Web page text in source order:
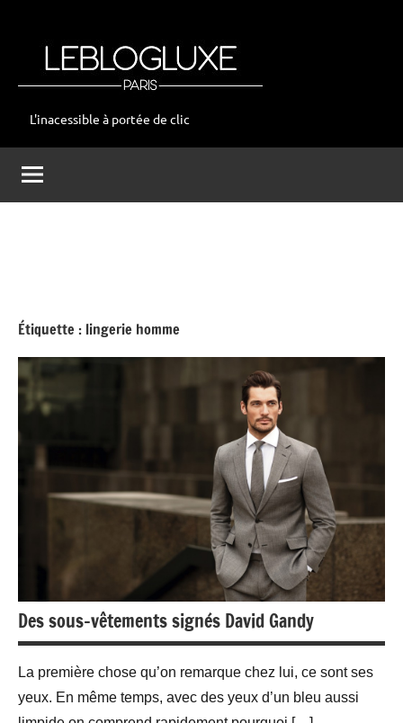
leblogluxe
L'inacessible à portée de clic
Étiquette : lingerie homme
Des sous-vêtements signés David Gandy
La première chose qu’on remarque chez lui, ce sont ses
yeux. En même temps, avec des yeux d’un bleu aussi